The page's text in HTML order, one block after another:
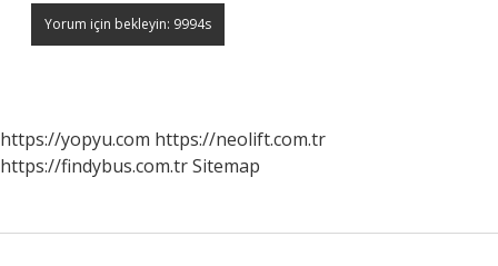
https://yopyu.com https://neolift.com.tr
https://findybus.com.trSitemap